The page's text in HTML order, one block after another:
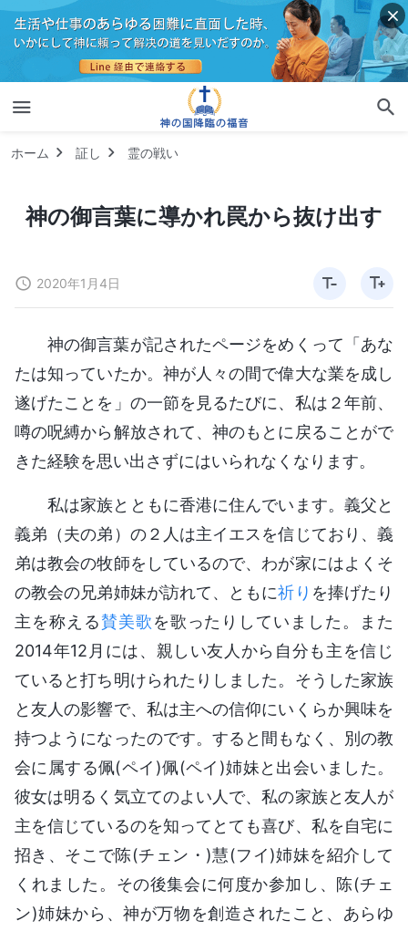
ホーム 証し 霊の戦い
神の御言葉に導かれ罠から抜け出す
2020年1月4日
神の御言葉が記されたページをめくって「あな
たは知っていたか。神が人々の間で偉大な業を成し
遂げたことを」の一節を見るたびに、私は２年前、
噂の呪縛から解放されて、神のもとに戻ることがで
きた経験を思い出さずにはいられなくなります。
私は家族とともに香港に住んでいます。義父と
義弟（夫の弟）の２人は主イエスを信じており、義
弟は教会の牧師をしているので、わが家にはよくそ
の教会の兄弟姉妹が訪れて、ともに祈り を捧げたり
主を称える賛美歌を歌ったりしていました。また
2014年12月には、親しい友人から自分も主を信じ
ていると打ち明けられたりしました。そうした家族
と友人の影響で、私は主への信仰にいくらか興味を
持つようになったのです。すると間もなく、別の教
会に属する佩(ペイ)佩(ペイ)姉妹と出会いました。
彼女は明るく気立てのよい人で、私の家族と友人が
主を信じているのを知ってとても喜び、私を自宅に
招き、そこで陈(チェン・)慧(フイ)姉妹を紹介して
くれました。その後集会に何度か参加し、陈(チェ
ン)姉妹から、神が万物を創造されたこと、あらゆ